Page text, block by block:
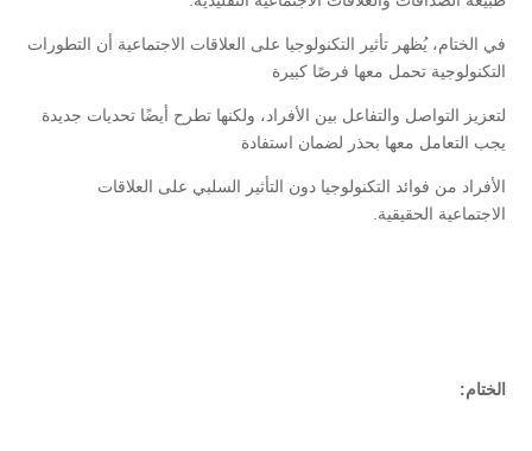
في الختام، يُظهر تأثير التكنولوجيا على العلاقات الاجتماعية أن التطورات
التكنولوجية تحمل معها فرصًا كبيرة
لتعزيز التواصل والتفاعل بين الأفراد، ولكنها تطرح أيضًا تحديات جديدة
يجب التعامل معها بحذر لضمان استفادة
الأفراد من فوائد التكنولوجيا دون التأثير السلبي على العلاقات
الاجتماعية الحقيقية.
الختام: